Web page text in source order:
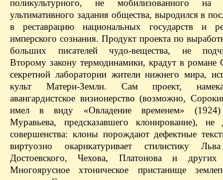
поликультурного, не мобилизованного на
ультимативного задания общества, выродился в
в реставрацию национальных государств и
имперского сознания. Продукт проекта по
больших писателей чудо-вещества, не
Второму закону термодинамики, крадут в романе
секретной лаборатории жители нижнего мира,
культ Матери-Земли. Сам проект,
авангардистское визионерство (возможно,
имел в виду «Овладение временем» (1924)
Муравьева, предсказавшего клонирование), не
совершенства: клоны порождают дефектные
виртуозно окарикатуривает стилистику
Достоевского, Чехова, Платонова и других
Многоярусное хтоническое пристанище